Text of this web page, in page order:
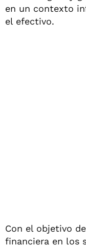
en un contexto
el efectivo.
Con el objetivo
financiera en los